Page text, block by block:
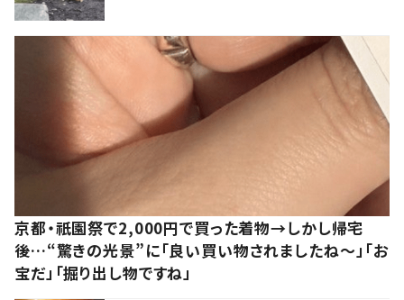
京都・祇園祭で2,000円で買った着物→しかし帰宅
後…“驚きの光景”に「良い買い物されましたね～」「お
宝だ」「掘り出し物ですね」